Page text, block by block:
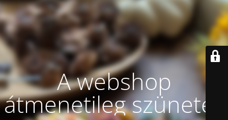
A webshop
átmenetileg szünetel!